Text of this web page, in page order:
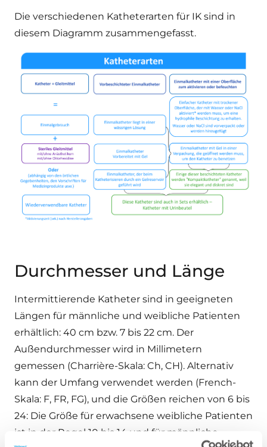
Die verschiedenen Katheterarten für IK sind in
diesem Diagramm zusammengefasst.
Durchmesser und Länge
Intermittierende Katheter sind in geeigneten
Längen für männliche und weibliche Patienten
erhältlich: 40 cm bzw. 7 bis 22 cm. Der
Außendurchmesser wird in Millimetern
gemessen (Charrière-Skala: Ch, CH). Alternativ
kann der Umfang verwendet werden (French-
Skala: F, FR, FG), und die Größen reichen von 6 bis
24: Die Größe für erwachsene weibliche Patienten
ist in der Regel 10 bis 14 und für männliche